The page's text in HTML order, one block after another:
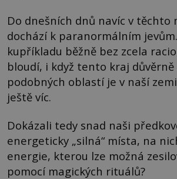
Do dnešních dnů navíc v těchto
dochází k paranormálním
kupříkladu běžně bez zcela
bloudí, i když tento kraj důvěrně
podobných oblastí je v naší
ještě víc.
Dokázali tedy snad naši
energeticky „silná“ místa, na
energie, kterou lze možná
pomocí magických rituálů?